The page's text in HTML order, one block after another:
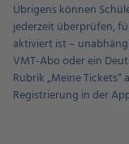
Übrigens können
jederzeit überprüfen,
aktiviert ist –
VMT-Abo oder ein
Rubrik „Meine
Registrierung in der